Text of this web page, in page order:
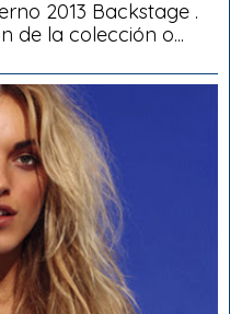
2013 Backstage .
de la colección o...